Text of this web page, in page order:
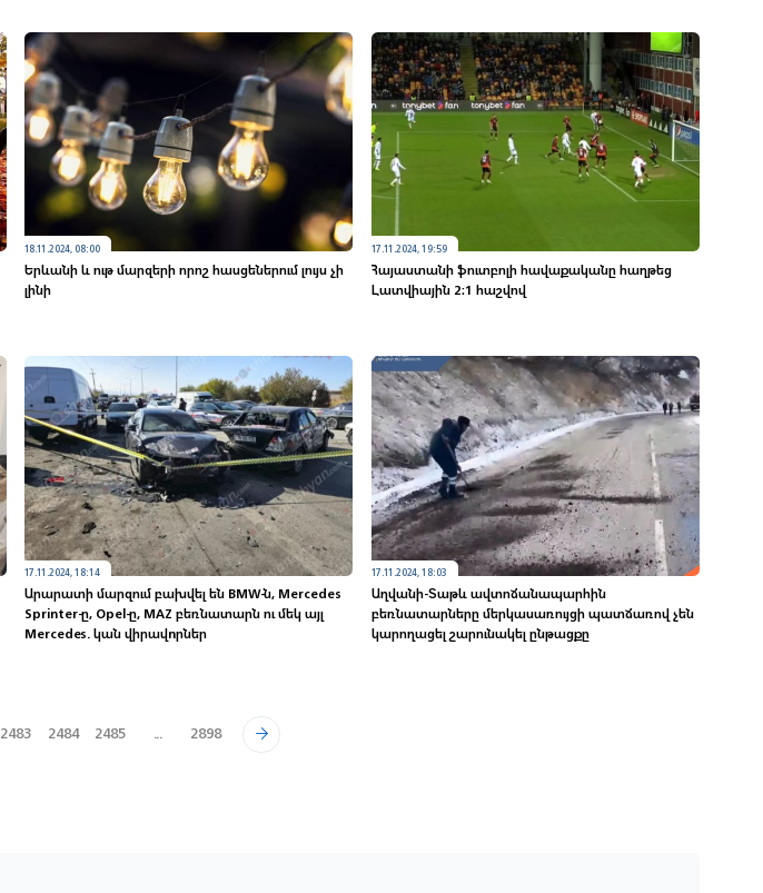
18.11.2024, 08:00
Երևանի և ութ մարզերի որոշ հասցեներում լույս չի
լինի
17.11.2024, 19:59
Հայաստանի ֆուտբոլի հավաքականը հաղթեց
Լատվիային 2։1 հաշվով
17.11.2024, 18:14
Արարատի մարզում բախվել են BMW-ն, Mercedes
Sprinter-ը, Opel-ը, MAZ բեռնատարն ու մեկ այլ
Mercedes. կան վիրավnրներ
17.11.2024, 18:03
Աղվանի-Տաթև ավտոճանապարհին
բեռնատարները մերկասառույցի պատճառով չեն
կարողացել շարունակել ընթացքը
2483 2484 2485 ... 2898